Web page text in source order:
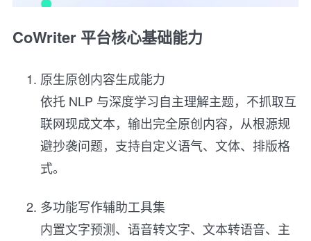
CoWriter 平台核心基础能力
原生原创内容生成能力
依托 NLP 与深度学习自主理解主题，不抓取互
联网现成文本，输出完全原创内容，从根源规
避抄袭问题，支持自定义语气、文体、排版格
式。
多功能写作辅助工具集
内置文字预测、语音转文字、文本转语音、主